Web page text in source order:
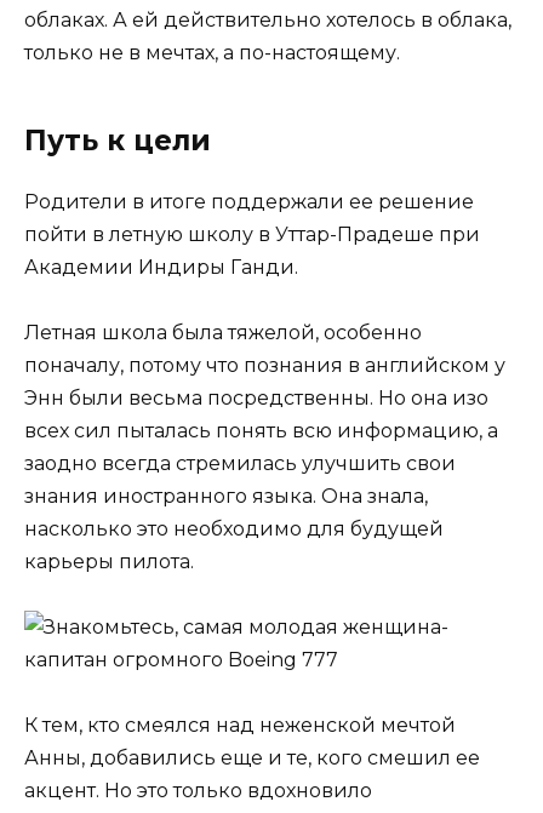
облаках. А ей действительно хотелось в облака,
только не в мечтах, а по-настоящему.
Путь к цели
Родители в итоге поддержали ее решение
пойти в летную школу в Уттар-Прадеше при
Академии Индиры Ганди.
Летная школа была тяжелой, особенно
поначалу, потому что познания в английском у
Энн были весьма посредственны. Но она изо
всех сил пыталась понять всю информацию, а
заодно всегда стремилась улучшить свои
знания иностранного языка. Она знала,
насколько это необходимо для будущей
карьеры пилота.
К тем, кто смеялся над неженской мечтой
Анны, добавились еще и те, кого смешил ее
акцент. Но это только вдохновило